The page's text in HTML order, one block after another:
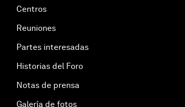
Centros
Reuniones
Partes interesadas
Historias del Foro
Notas de prensa
Galería de fotos